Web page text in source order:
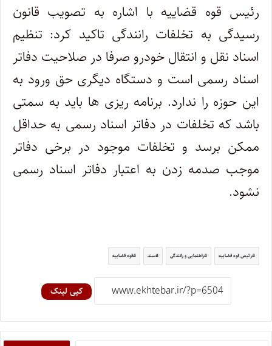
رئیس قوه قضاییه با اشاره به تصویب قانون
رسیدگی به تخلفات رانندگی تاکید کرد: تنظیم
اسناد نقل و انتقال خودرو صرفا در صلاحیت دفاتر
اسناد رسمی است و دستگاه دیگری حق ورود به
این حوزه را ندارد. برنامه ریزی ها باید به سمتی
باشد که تخلفات در دفاتر اسناد رسمی به حداقل
ممکن برسد و تخلفات موجود در برخی دفاتر
موجب صدمه زدن به اعتبار دفاتر اسناد رسمی
نشود.
رئیس قوه قضاییه راهنمایی و رانندگی سند قوه قضاییه
کپی لینک